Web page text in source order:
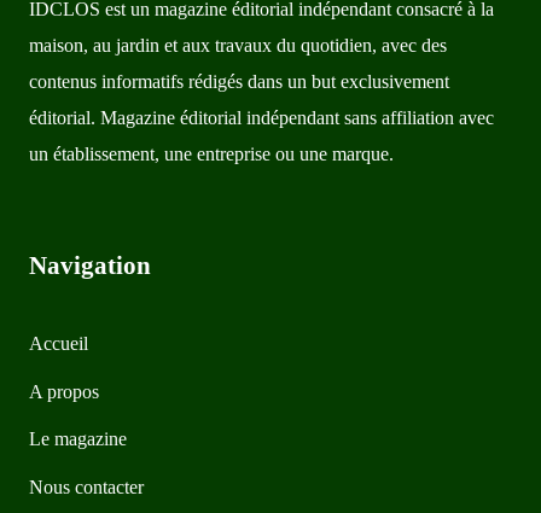
IDCLOS est un magazine éditorial indépendant consacré à la
maison, au jardin et aux travaux du quotidien, avec des
contenus informatifs rédigés dans un but exclusivement
éditorial. Magazine éditorial indépendant sans affiliation avec
un établissement, une entreprise ou une marque.
Navigation
Accueil
A propos
Le magazine
Nous contacter